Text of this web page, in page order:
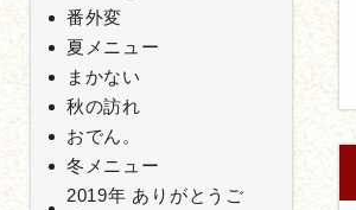
番外変
夏メニュー
まかない
秋の訪れ
おでん。
冬メニュー
2019年 ありがとうご